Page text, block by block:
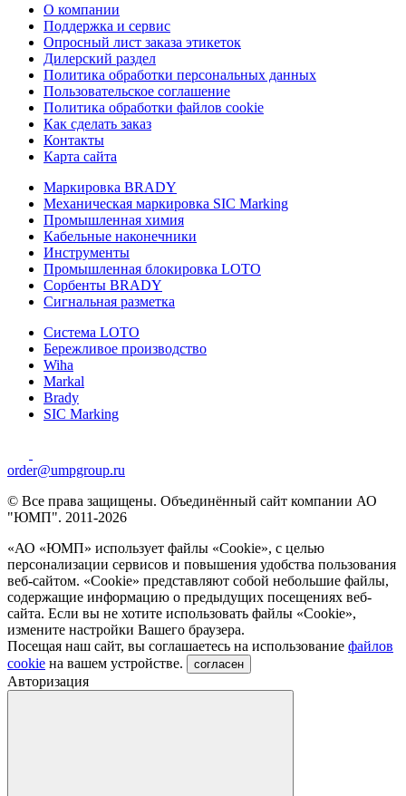
О компании
Поддержка и сервис
Опросный лист заказа этикеток
Дилерский раздел
Политика обработки персональных данных
Пользовательское соглашение
Политика обработки файлов cookie
Как сделать заказ
Контакты
Карта сайта
Маркировка BRADY
Механическая маркировка SIC Marking
Промышленная химия
Кабельные наконечники
Инструменты
Промышленная блокировка LOTO
Сорбенты BRADY
Сигнальная разметка
Система LOTO
Бережливое производство
Wiha
Markal
Brady
SIC Marking
order@umpgroup.ru
© Все права защищены. Объединённый сайт компании АО
"ЮМП". 2011-2026
«АО «ЮМП» использует файлы «Сookie», с целью
персонализации сервисов и повышения удобства пользования
веб-сайтом. «Cookie» представляют собой небольшие файлы,
содержащие информацию о предыдущих посещениях веб-
сайта. Если вы не хотите использовать файлы «Сookie»,
измените настройки Вашего браузера.
Посещая наш сайт, вы соглашаетесь на использование файлов
cookie на вашем устройстве. согласен
Авторизация